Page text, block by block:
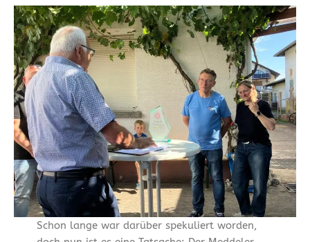
Schon lange war darüber spekuliert worden,